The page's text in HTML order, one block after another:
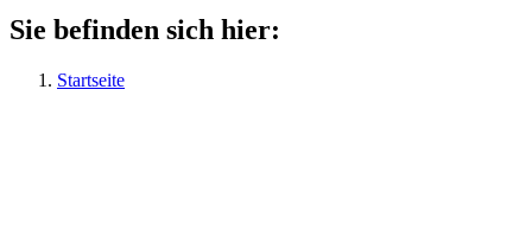
Sie befinden sich hier:
Startseite